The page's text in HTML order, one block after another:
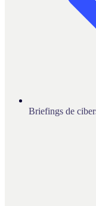
Briefings de